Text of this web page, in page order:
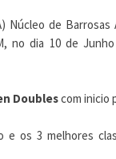
de Barrosas
no dia 10 de
Doublescom inicio
e os 3 melhores